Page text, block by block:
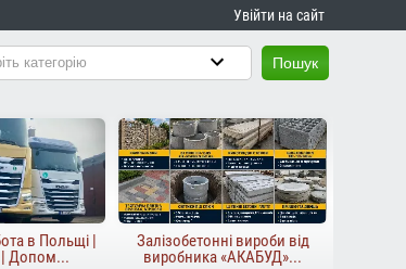
Увійти на сайт
Пошук
в Польщі |
| Допом...
Залізобетонні вироби від
виробника «АКАБУД»...